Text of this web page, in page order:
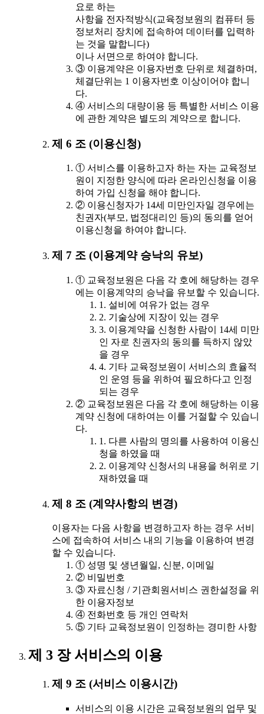
요로 하는
사항을 전자적방식(교육정보원의 컴퓨터 등
정보처리 장치에 접속하여 데이터를 입력하
는 것을 말합니다)
이나 서면으로 하여야 합니다.
③ 이용계약은 이용자번호 단위로 체결하며,
체결단위는 1 이용자번호 이상이어야 합니
다.
④ 서비스의 대량이용 등 특별한 서비스 이용
에 관한 계약은 별도의 계약으로 합니다.
제 6 조 (이용신청)
① 서비스를 이용하고자 하는 자는 교육정보
원이 지정한 양식에 따라 온라인신청을 이용
하여 가입 신청을 해야 합니다.
② 이용신청자가 14세 미만인자일 경우에는
친권자(부모, 법정대리인 등)의 동의를 얻어
이용신청을 하여야 합니다.
제 7 조 (이용계약 승낙의 유보)
① 교육정보원은 다음 각 호에 해당하는 경우
에는 이용계약의 승낙을 유보할 수 있습니다.
1. 설비에 여유가 없는 경우
2. 기술상에 지장이 있는 경우
3. 이용계약을 신청한 사람이 14세 미만
인 자로 친권자의 동의를 득하지 않았
을 경우
4. 기타 교육정보원이 서비스의 효율적
인 운영 등을 위하여 필요하다고 인정
되는 경우
② 교육정보원은 다음 각 호에 해당하는 이용
계약 신청에 대하여는 이를 거절할 수 있습니
다.
1. 다른 사람의 명의를 사용하여 이용신
청을 하였을 때
2. 이용계약 신청서의 내용을 허위로 기
재하였을 때
제 8 조 (계약사항의 변경)
이용자는 다음 사항을 변경하고자 하는 경우 서비
스에 접속하여 서비스 내의 기능을 이용하여 변경
할 수 있습니다.
① 성명 및 생년월일, 신분, 이메일
② 비밀번호
③ 자료신청 / 기관회원서비스 권한설정을 위
한 이용자정보
④ 전화번호 등 개인 연락처
⑤ 기타 교육정보원이 인정하는 경미한 사항
제 3 장 서비스의 이용
제 9 조 (서비스 이용시간)
서비스의 이용 시간은 교육정보원의 업무 및